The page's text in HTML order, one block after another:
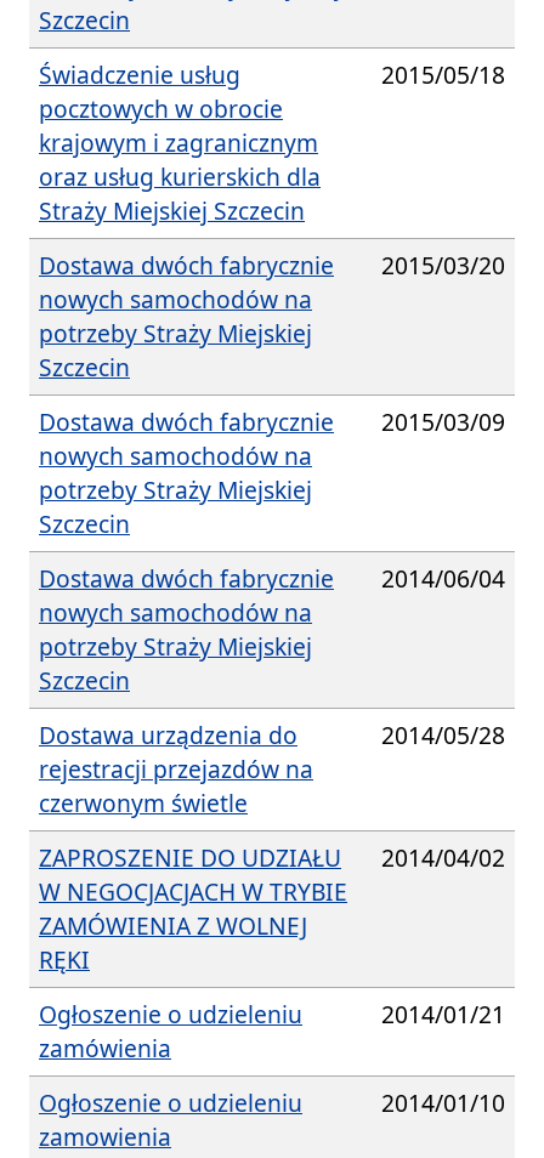
Szczecin
Świadczenie usług
pocztowych w obrocie
krajowym i zagranicznym
oraz usług kurierskich dla
Straży Miejskiej Szczecin
2015/05/18
Dostawa dwóch fabrycznie
nowych samochodów na
potrzeby Straży Miejskiej
Szczecin
2015/03/20
Dostawa dwóch fabrycznie
nowych samochodów na
potrzeby Straży Miejskiej
Szczecin
2015/03/09
Dostawa dwóch fabrycznie
nowych samochodów na
potrzeby Straży Miejskiej
Szczecin
2014/06/04
Dostawa urządzenia do
rejestracji przejazdów na
czerwonym świetle
2014/05/28
ZAPROSZENIE DO UDZIAŁU
W NEGOCJACJACH W TRYBIE
ZAMÓWIENIA Z WOLNEJ
RĘKI
2014/04/02
Ogłoszenie o udzieleniu
zamówienia
2014/01/21
Ogłoszenie o udzieleniu
zamowienia
2014/01/10